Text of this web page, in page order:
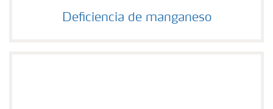
Deficiencia de manganeso
Deficiencia de manganeso